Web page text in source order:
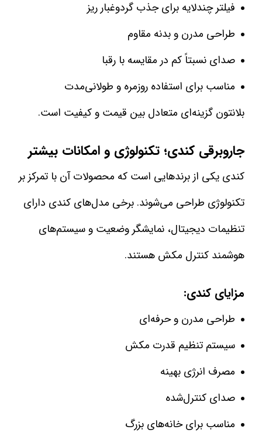
فیلتر چندلایه برای جذب گردوغبار ریز
طراحی مدرن و بدنه مقاوم
صدای نسبتاً کم در مقایسه با رقبا
مناسب برای استفاده روزمره و طولانی‌مدت
بلانتون گزینه‌ای متعادل بین قیمت و کیفیت است.
جاروبرقی کندی؛ تکنولوژی و امکانات بیشتر
کندی یکی از برندهایی است که محصولات آن با تمرکز بر
تکنولوژی طراحی می‌شوند. برخی مدل‌های کندی دارای
تنظیمات دیجیتال، نمایشگر وضعیت و سیستم‌های
هوشمند کنترل مکش هستند.
مزایای کندی:
طراحی مدرن و حرفه‌ای
سیستم تنظیم قدرت مکش
مصرف انرژی بهینه
صدای کنترل‌شده
مناسب برای خانه‌های بزرگ